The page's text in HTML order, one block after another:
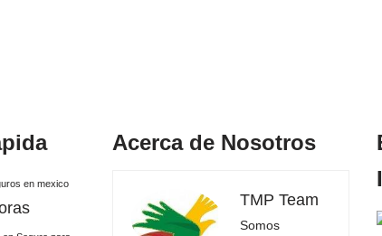
en mexico
Acerca de Nosotros
TMP Team
Somos